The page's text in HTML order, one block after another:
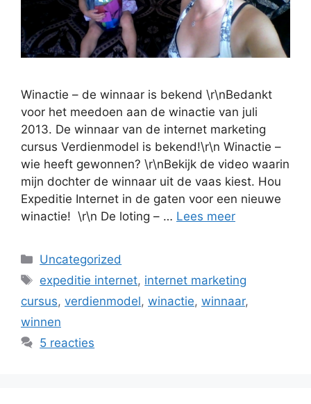
Winactie – de winnaar is bekend \r\nBedankt
voor het meedoen aan de winactie van juli
2013. De winnaar van de internet marketing
cursus Verdienmodel is bekend!\r\n Winactie –
wie heeft gewonnen? \r\nBekijk de video waarin
mijn dochter de winnaar uit de vaas kiest. Hou
Expeditie Internet in de gaten voor een nieuwe
winactie! \r\n De loting – … Lees meer
Categorieën
Uncategorized
Tags
expeditie internet, internet marketing
cursus, verdienmodel, winactie, winnaar,
winnen
5 reacties